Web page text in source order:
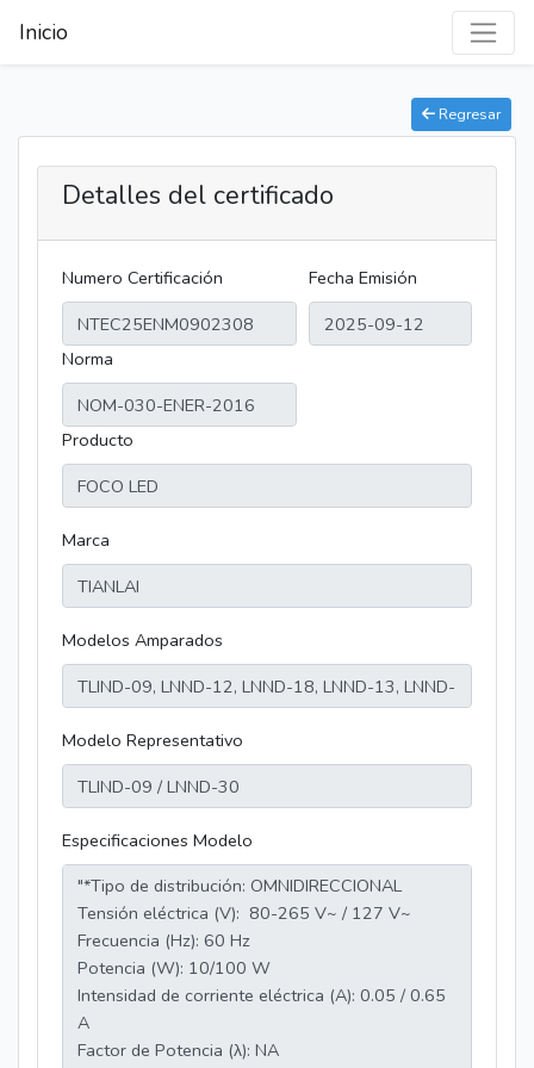
Inicio
Regresar
Detalles del certificado
Numero Certificación Fecha Emisión
Norma
Producto
Marca
Modelos Amparados
Modelo Representativo
Especificaciones Modelo